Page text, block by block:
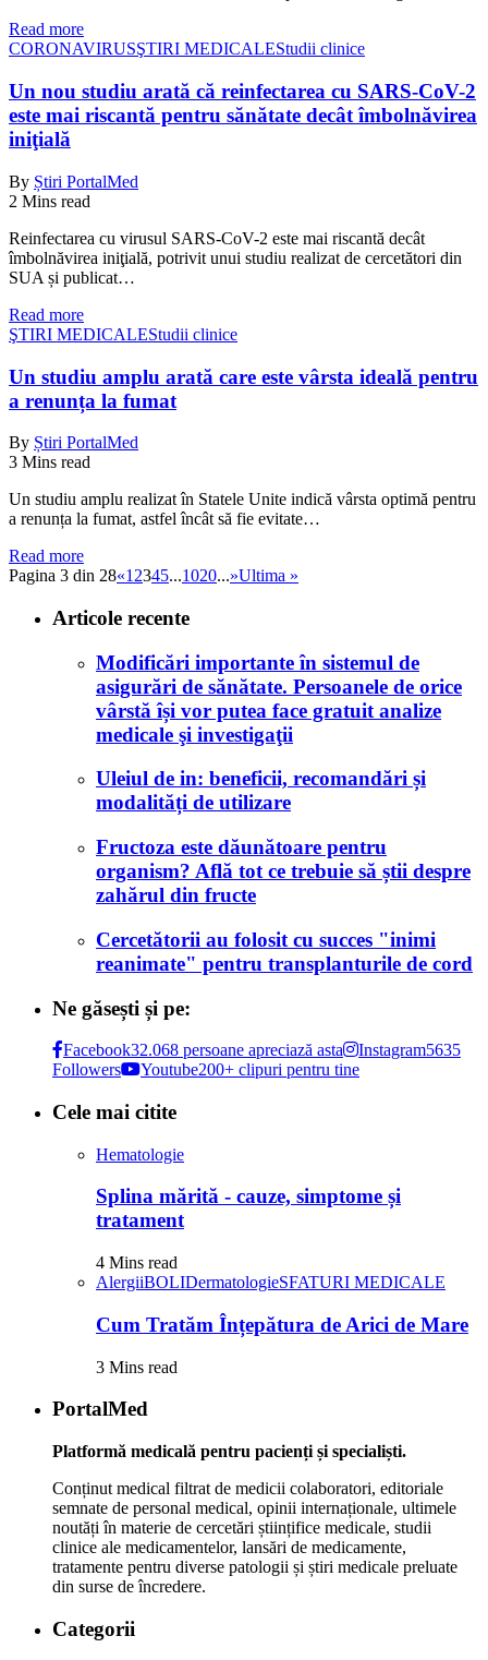
Read more
CORONAVIRUSŞTIRI MEDICALEStudii clinice
Un nou studiu arată că reinfectarea cu SARS-CoV-2
este mai riscantă pentru sănătate decât îmbolnăvirea
iniţială
By Știri PortalMed
2 Mins read
Reinfectarea cu virusul SARS-CoV-2 este mai riscantă decât
îmbolnăvirea iniţială, potrivit unui studiu realizat de cercetători din
SUA și publicat…
Read more
ŞTIRI MEDICALEStudii clinice
Un studiu amplu arată care este vârsta ideală pentru
a renunța la fumat
By Știri PortalMed
3 Mins read
Un studiu amplu realizat în Statele Unite indică vârsta optimă pentru
a renunța la fumat, astfel încât să fie evitate…
Read more
Pagina 3 din 28«1 2345...1020...»Ultima »
Articole recente
Modificări importante în sistemul de
asigurări de sănătate. Persoanele de orice
vârstă își vor putea face gratuit analize
medicale şi investigaţii
Uleiul de in: beneficii, recomandări și
modalități de utilizare
Fructoza este dăunătoare pentru
organism? Află tot ce trebuie să știi despre
zahărul din fructe
Cercetătorii au folosit cu succes "inimi
reanimate" pentru transplanturile de cord
Ne găsești și pe:
Facebook32.068 persoane apreciază asta Instagram5635
Followers
Youtube200+ clipuri pentru tine
Cele mai citite
Hematologie
Splina mărită - cauze, simptome și
tratament
4 Mins read
AlergiiBOLIDermatologieSFATURI MEDICALE
Cum Tratăm Înțepătura de Arici de Mare
3 Mins read
PortalMed
Platformă medicală pentru pacienți și specialiști.
Conținut medical filtrat de medicii colaboratori, editoriale
semnate de personal medical, opinii internaționale, ultimele
noutăți în materie de cercetări științifice medicale, studii
clinice ale medicamentelor, lansări de medicamente,
tratamente pentru diverse patologii și știri medicale preluate
din surse de încredere.
Categorii